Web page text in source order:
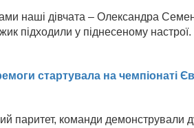
наші дівчата – Олександра
підходили у піднесеному настрої.
стартувала на чемпіонаті
паритет, команди демонстрували